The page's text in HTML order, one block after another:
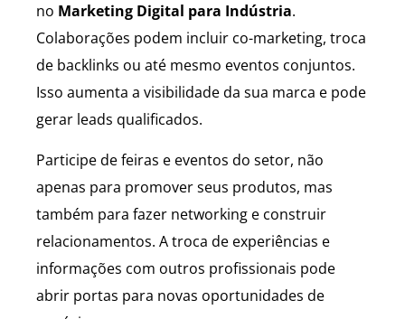
no Marketing Digital para Indústria.
Colaborações podem incluir co-marketing, troca
de backlinks ou até mesmo eventos conjuntos.
Isso aumenta a visibilidade da sua marca e pode
gerar leads qualificados.
Participe de feiras e eventos do setor, não
apenas para promover seus produtos, mas
também para fazer networking e construir
relacionamentos. A troca de experiências e
informações com outros profissionais pode
abrir portas para novas oportunidades de